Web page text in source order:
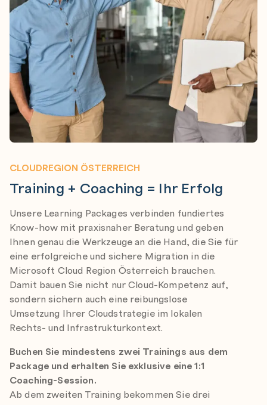
CLOUDREGION ÖSTERREICH
Training + Coaching = Ihr Erfolg
Unsere Learning Packages verbinden fundiertes
Know-how mit praxisnaher Beratung und geben
Ihnen genau die Werkzeuge an die Hand, die Sie für
eine erfolgreiche und sichere Migration in die
Microsoft Cloud Region Österreich brauchen.
Damit bauen Sie nicht nur Cloud-Kompetenz auf,
sondern sichern auch eine reibungslose
Umsetzung Ihrer Cloudstrategie im lokalen
Rechts- und Infrastrukturkontext.
Buchen Sie mindestens zwei Trainings aus dem
Package und erhalten Sie exklusive eine 1:1
Coaching-Session.
Ab dem zweiten Training bekommen Sie drei